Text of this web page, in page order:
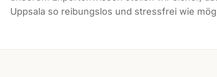
Uppsala so reibungslos und stressfrei wie